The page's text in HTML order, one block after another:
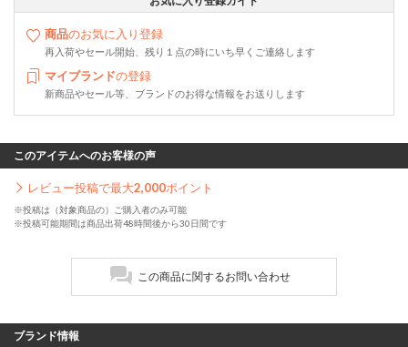
商品のお気に入り登録
再入荷やセール開始、残り１点の時にいち早くご連絡します
マイブランドの登録
新商品やセール等、ブランドのお得な情報をお送りします
このアイテムへのお客様の声
レビュー投稿で最大2,000ポイント
※投稿は（対象商品の）ご購入者のみ可能
※投稿可能期間は商品出荷48時間後から30日間です
この商品に関するお問い合わせ
ブランド情報